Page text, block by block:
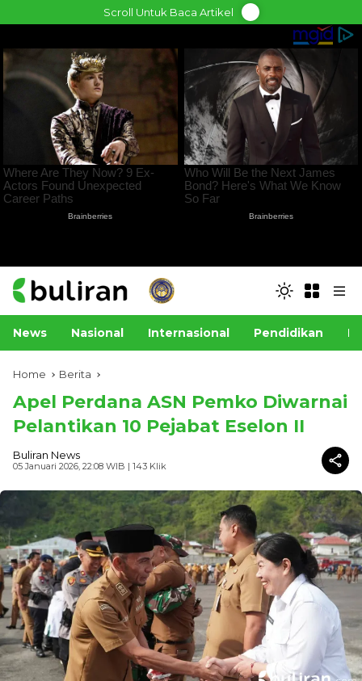
to
Scroll Untuk Baca Artikel
News Nasional Internasional Pendidikan
Home Berita
Apel Perdana ASN Pemko Diwarnai
Pelantikan 10 Pejabat Eselon II
Buliran News
05 Januari 2026, 22:08 WIB | 143 Klik